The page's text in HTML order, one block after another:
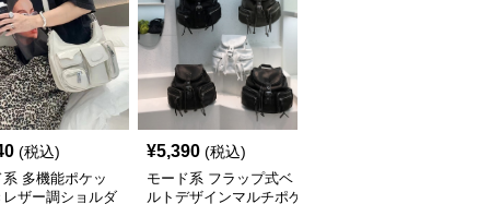
(税込)
系 多機能ポケッ
レザー調ショルダ
¥5,390 (税込)
モード系 フラップ式ベ
ルトデザインマルチポケ